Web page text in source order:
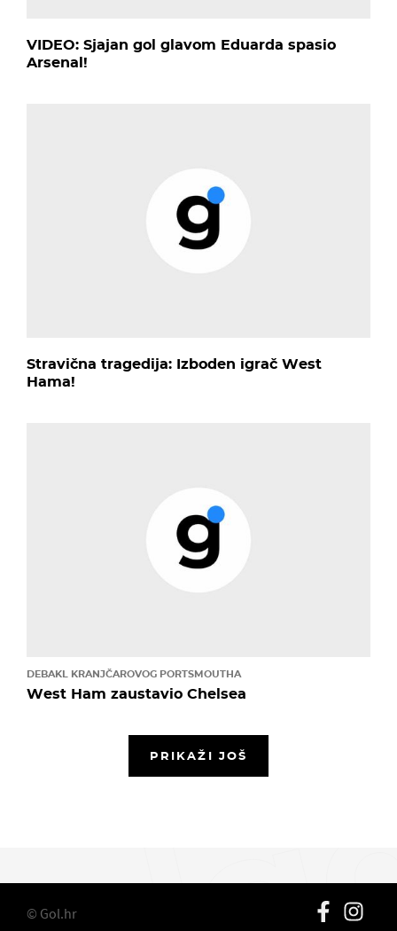
VIDEO: Sjajan gol glavom Eduarda spasio
Arsenal!
Stravična tragedija: Izboden igrač West
Hama!
DEBAKL KRANJČAROVOG PORTSMOUTHA
West Ham zaustavio Chelsea
PRIKAŽI JOŠ
© Gol.hr